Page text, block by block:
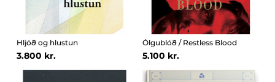
Hljóð og hlustun
3.800 kr.
Ólgublóð / Restless Blood
5.100 kr.